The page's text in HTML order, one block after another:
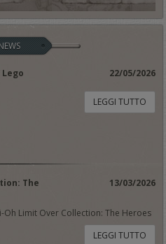
22/05/2026
LEGGI TUTTO
The
13/03/2026
Oh Limit Over Collection: The Heroes
LEGGI TUTTO